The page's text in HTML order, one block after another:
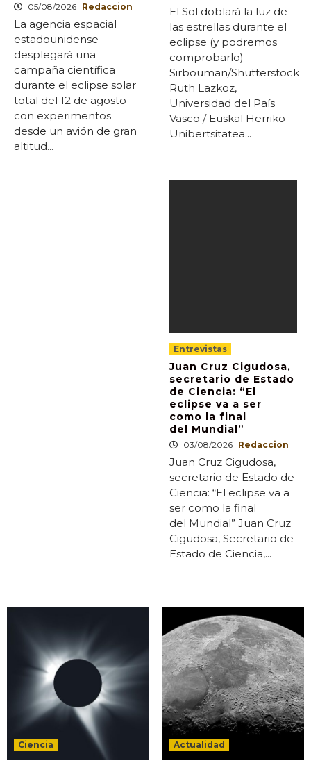
05/08/2026 Redaccion
La agencia espacial
estadounidense
desplegará una
campaña científica
durante el eclipse solar
total del 12 de agosto
con experimentos
desde un avión de gran
altitud...
El Sol doblará la luz de
las estrellas durante el
eclipse (y podremos
comprobarlo)
Sirbouman/Shutterstock
Ruth Lazkoz,
Universidad del País
Vasco / Euskal Herriko
Unibertsitatea...
Entrevistas
Juan Cruz Cigudosa,
secretario de Estado
de Ciencia: “El
eclipse va a ser
como la final
del Mundial”
03/08/2026 Redaccion
Juan Cruz Cigudosa,
secretario de Estado de
Ciencia: “El eclipse va a
ser como la final
del Mundial” Juan Cruz
Cigudosa, Secretario de
Estado de Ciencia,...
Ciencia Actualidad